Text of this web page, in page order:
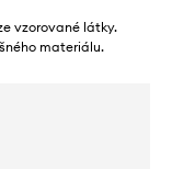
vzorované látky.
materiálu.